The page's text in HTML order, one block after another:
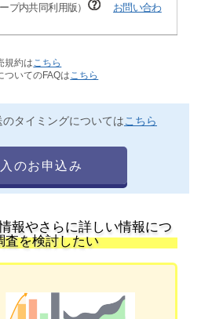
プ内共同利用版）
お問い合わ
規約は こちら
ついてのFAQは こちら
タイミングについてはこちら
のお申込み
報やさらに詳しい情報につ
査を検討したい